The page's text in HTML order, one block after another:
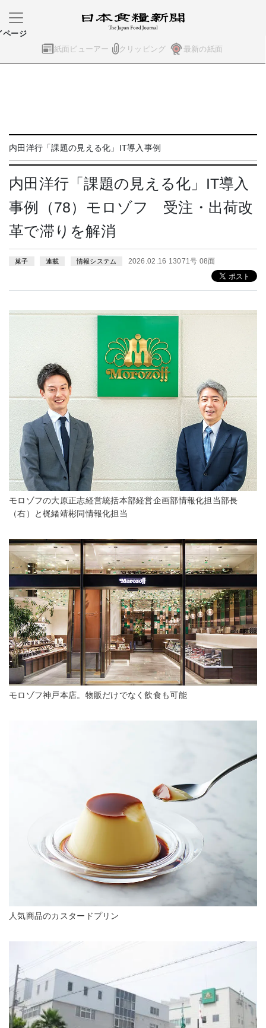
紙面ビューアー クリッピング 最新の紙面
ページ
内田洋行「課題の見える化」IT導入事例
内田洋行「課題の見える化」IT導入
事例（78）モロゾフ 受注・出荷改
革で滞りを解消
菓子 連載 情報システム 2026.02.16 13071号 08面
モロゾフの大原正志経営統括本部経営企画部情報化担当部長
（右）と梶緒靖彬同情報化担当
モロゾフ神戸本店。物販だけでなく飲食も可能
人気商品のカスタードプリン